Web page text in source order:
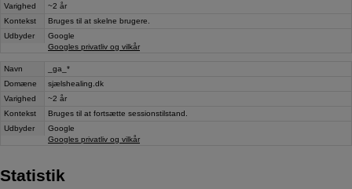
Varighed
~2 år
Kontekst
Bruges til at skelne brugere.
Udbyder
Google
Googles privatliv og vilkår
Navn
_ga_*
Domæne
sjælshealing.dk
Varighed
~2 år
Kontekst
Bruges til at fortsætte sessionstilstand.
Udbyder
Google
Googles privatliv og vilkår
Statistik